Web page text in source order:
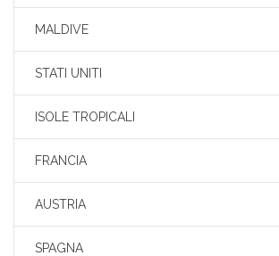
MALDIVE
STATI UNITI
ISOLE TROPICALI
FRANCIA
AUSTRIA
SPAGNA